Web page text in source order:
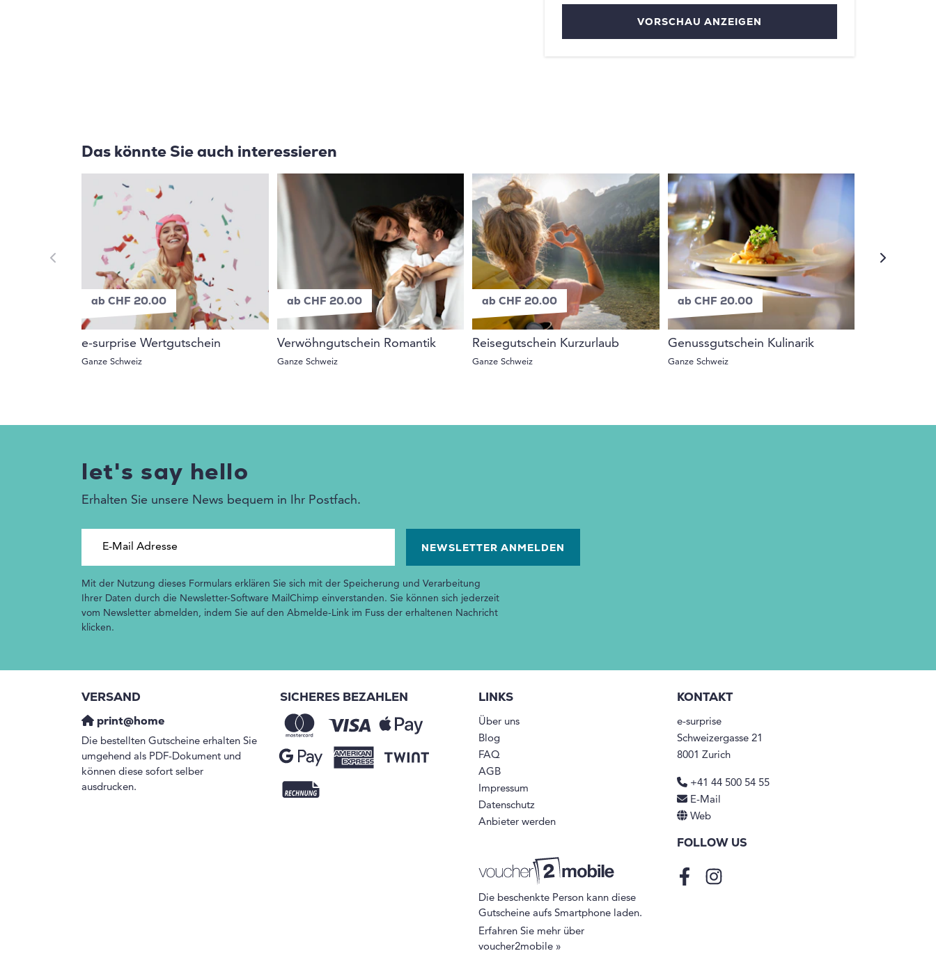
VORSCHAU ANZEIGEN
Das könnte Sie auch interessieren
ab CHF 20.00
e-surprise Wertgutschein
Ganze Schweiz
ab CHF 20.00
Verwöhngutschein Romantik
Ganze Schweiz
ab CHF 20.00
Reisegutschein Kurzurlaub
Ganze Schweiz
ab CHF 20.00
Genussgutschein Kulinarik
Ganze Schweiz
let's say hello
Erhalten Sie unsere News bequem in Ihr Postfach.
Mit der Nutzung dieses Formulars erklären Sie sich mit der Speicherung und Verarbeitung
Ihrer Daten durch die Newsletter-Software MailChimp einverstanden. Sie können sich jederzeit
vom Newsletter abmelden, indem Sie auf den Abmelde-Link im Fuss der erhaltenen Nachricht
klicken.
VERSAND
print@home
Die bestellten Gutscheine erhalten Sie
umgehend als PDF-Dokument und
können diese sofort selber
ausdrucken.
SICHERES BEZAHLEN LINKS
Über uns
Blog
FAQ
AGB
Impressum
Datenschutz
Anbieter werden
Die beschenkte Person kann diese
Gutscheine aufs Smartphone laden.
Erfahren Sie mehr über
voucher2mobile »
KONTAKT
e-surprise
Schweizergasse 21
8001 Zurich
+41 44 500 54 55
E-Mail
Web
FOLLOW US
FacebookInstagram